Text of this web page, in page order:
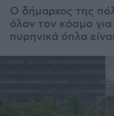
Ο δήμαρχος της
όλον τον κόσμο για
πυρηνικά όπλα